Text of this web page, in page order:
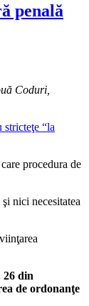
penală
Coduri,
stricteţe “la
procedura de
nici necesitatea
26 din
de ordonanţe